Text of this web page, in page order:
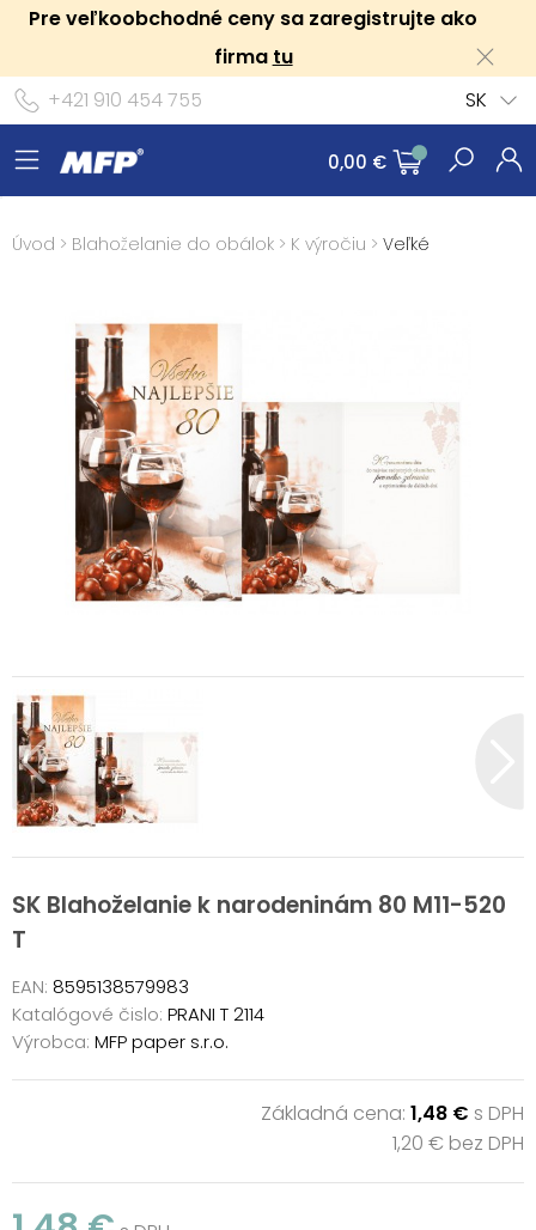
Pre veľkoobchodné ceny sa zaregistrujte ako
firma tu
+421 910 454 755
SK
0,00 €
Úvod > Blahoželanie do obálok > K výročiu > Veľké
SK Blahoželanie k narodeninám 80 M11-520
T
EAN: 8595138579983
Katalógové čislo: PRANI T 2114
Výrobca: MFP paper s.r.o.
Základná cena: 1,48 € s DPH
1,20 € bez DPH